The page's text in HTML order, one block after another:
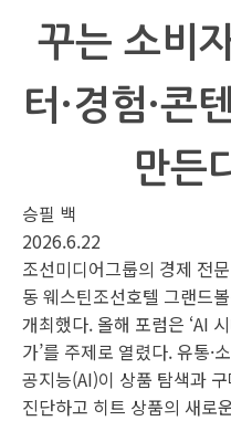
꾸는 소비
터·경험·콘
만든
승필 백
2026.6.22
조선미디어그룹의 경제 전
동 웨스틴조선호텔 그랜드
개최했다. 올해 포럼은 ‘AI
가’를 주제로 열렸다. 유통·
공지능(AI)이 상품 탐색과
진단하고 히트 상품의 새로